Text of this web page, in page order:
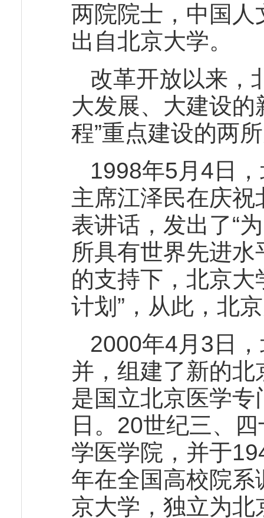
两院院士，中国
出自北京大学。
改革开放以来，
大发展、大建设的
程”重点建设的两
1998年5月4日
主席江泽民在庆
表讲话，发出了“
所具有世界先进水
的支持下，北京大
计划”，从此，北
2000年4月3日
并，组建了新的
是国立北京医学
日。20世纪三、
学医学院，并于
年在全国高校院
京大学，独立为